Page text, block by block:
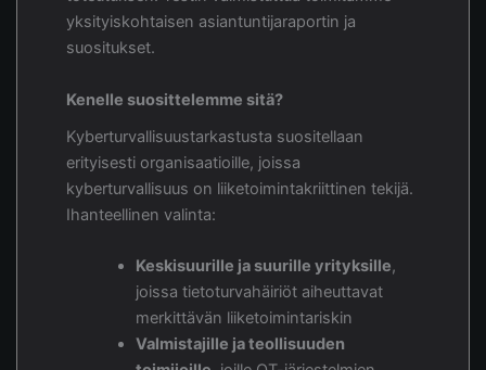
yksityiskohtaisen asiantuntijaraportin ja
suositukset.
Kenelle suosittelemme sitä?
Kyberturvallisuustarkastusta suositellaan
erityisesti organisaatioille, joissa
kyberturvallisuus on liiketoimintakriittinen tekijä.
Ihanteellinen valinta:
Keskisuurille ja suurille yrityksille,
joissa tietoturvahäiriöt aiheuttavat
merkittävän liiketoimintariskin
Valmistajille ja teollisuuden